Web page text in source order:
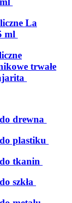
La
ml
trwałe
drewna
plastiku
tkanin
szkła